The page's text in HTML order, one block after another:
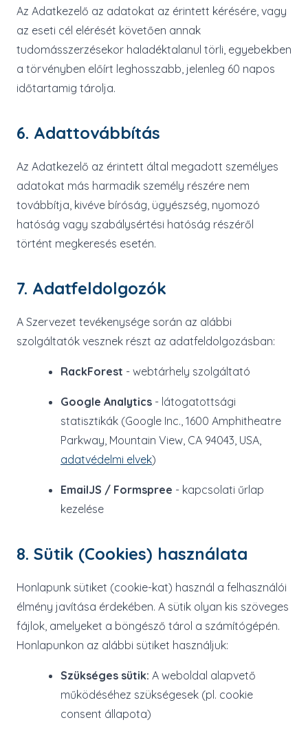
Az Adatkezelő az adatokat az érintett kérésére, vagy
az eseti cél elérését követően annak
tudomásszerzésekor haladéktalanul törli, egyebekben
a törvényben előírt leghosszabb, jelenleg 60 napos
időtartamig tárolja.
6. Adattovábbítás
Az Adatkezelő az érintett által megadott személyes
adatokat más harmadik személy részére nem
továbbítja, kivéve bíróság, ügyészség, nyomozó
hatóság vagy szabálysértési hatóság részéről
történt megkeresés esetén.
7. Adatfeldolgozók
A Szervezet tevékenysége során az alábbi
szolgáltatók vesznek részt az adatfeldolgozásban:
RackForest - webtárhely szolgáltató
Google Analytics - látogatottsági
statisztikák (Google Inc., 1600 Amphitheatre
Parkway, Mountain View, CA 94043, USA,
adatvédelmi elvek)
EmailJS / Formspree - kapcsolati űrlap
kezelése
8. Sütik (Cookies) használata
Honlapunk sütiket (cookie-kat) használ a felhasználói
élmény javítása érdekében. A sütik olyan kis szöveges
fájlok, amelyeket a böngésző tárol a számítógépén.
Honlapunkon az alábbi sütiket használjuk:
Szükséges sütik: A weboldal alapvető
működéséhez szükségesek (pl. cookie
consent állapota)